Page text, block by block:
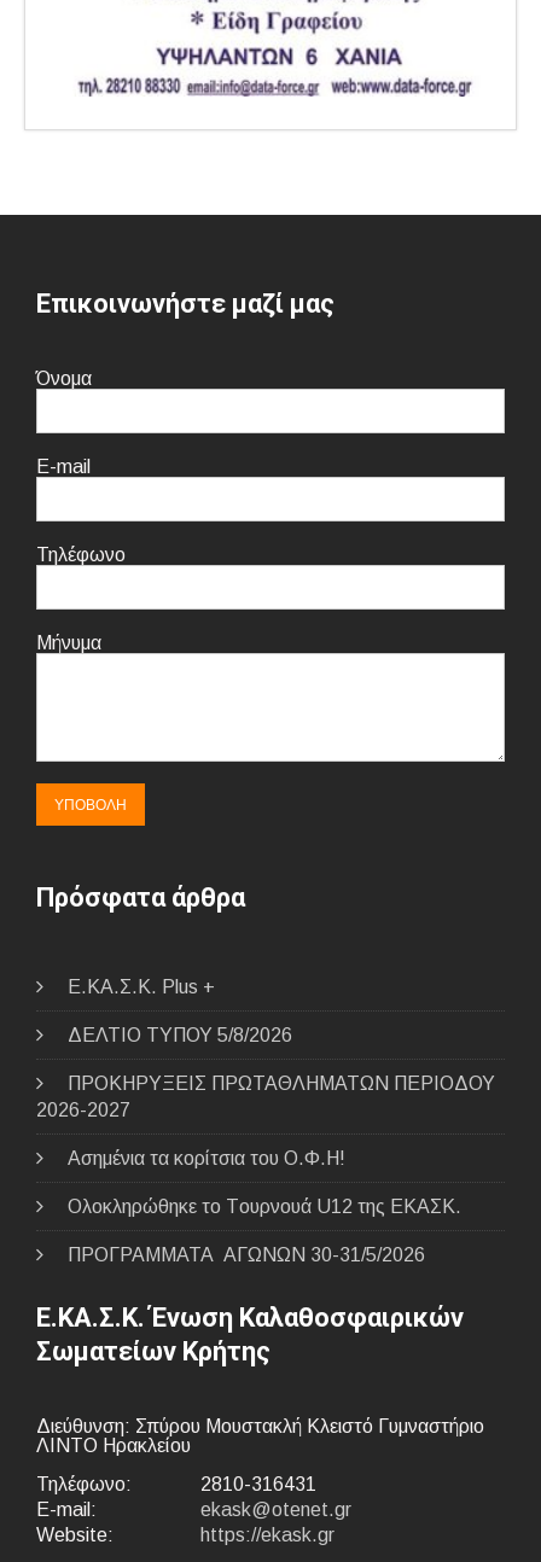
Επικοινωνήστε μαζί μας
Όνομα
E-mail
Τηλέφωνο
Μήνυμα
Πρόσφατα άρθρα
E.ΚΑ.Σ.Κ. Plus +
ΔΕΛΤΙΟ ΤΥΠΟΥ 5/8/2026
ΠΡΟΚΗΡΥΞΕΙΣ ΠΡΩΤΑΘΛΗΜΑΤΩΝ ΠΕΡΙΟΔΟΥ
2026-2027
Ασημένια τα κορίτσια του Ο.Φ.Η!
Ολοκληρώθηκε το Tουρνουά U12 της ΕΚΑΣΚ.
ΠΡΟΓΡΑΜΜΑΤΑ ΑΓΩΝΩΝ 30-31/5/2026
Ε.ΚΑ.Σ.Κ. Ένωση Καλαθοσφαιρικών
Σωματείων Κρήτης
Διεύθυνση: Σπύρου Μουστακλή Κλειστό Γυμναστήριο
ΛΙΝΤΟ Ηρακλείου
Τηλέφωνο:
2810-316431
E-mail:
ekask@otenet.gr
Website:
https://ekask.gr